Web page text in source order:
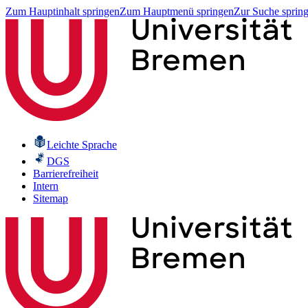
Zum Hauptinhalt springenZum Hauptmenü springenZur Suche
Leichte Sprache
DGS
Barrierefreiheit
Intern
Sitemap